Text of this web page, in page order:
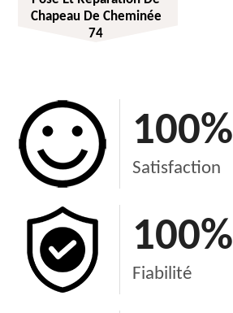
Chapeau De Cheminée
74
100%
Satisfaction
100%
Fiabilité